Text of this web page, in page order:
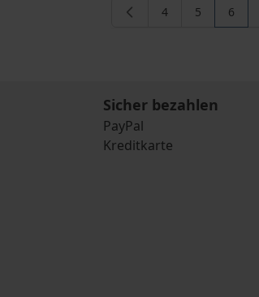
Seite
4 Seite
5 Sie
6
Sicher bezahlen
PayPal
Kreditkarte